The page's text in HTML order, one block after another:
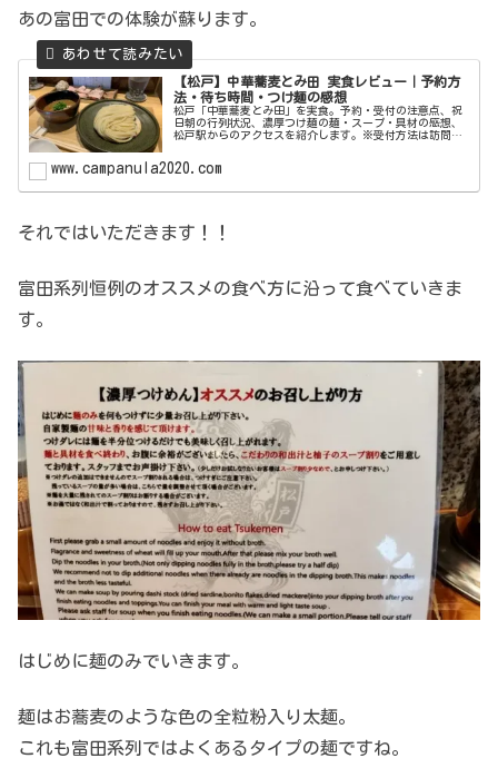
あの富田での体験が蘇ります。
【松戸】中華蕎麦とみ田 実食レビュー｜予約方
法・待ち時間・つけ麺の感想
松戸「中華蕎麦とみ田」を実食。予約・受付の注意点、祝
日朝の行列状況、濃厚つけ麺の麺・スープ・具材の感想、
松戸駅からのアクセスを紹介します。※受付方法は訪問前
www.campanula2020.com
それではいただきます！！
富田系列恒例のオススメの食べ方に沿って食べていきま
す。
はじめに麺のみでいきます。
麺はお蕎麦のような色の全粒粉入り太麺。
これも富田系列ではよくあるタイプの麺ですね。